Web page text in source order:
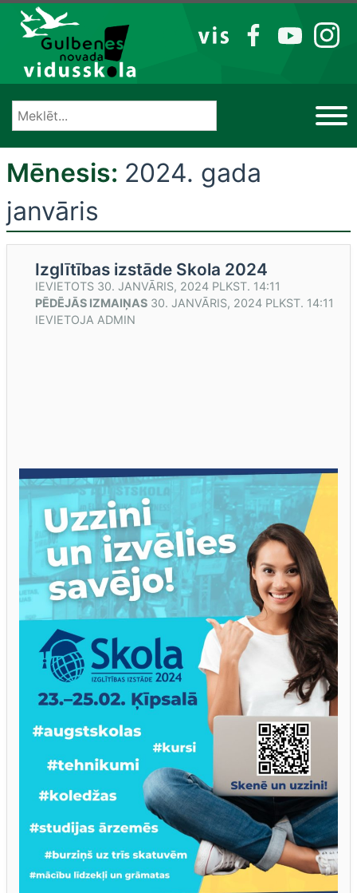
Izlaist
VIS
FB YT IG
Mēnesis: 2024. gada
janvāris
Izglītības izstāde Skola 2024
IEVIETOTS 30. JANVĀRIS, 2024 PLKST. 14:11
PĒDĒJĀS IZMAIŅAS 30. JANVĀRIS, 2024 PLKST. 14:11
IEVIETOJA ADMIN